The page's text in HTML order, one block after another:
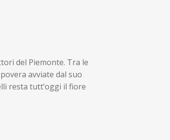
del Piemonte. Tra le
avviate dal suo
resta tutt’oggi il fiore